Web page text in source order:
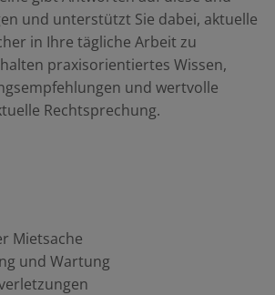
und unterstützt Sie dabei, aktuelle
in Ihre tägliche Arbeit zu
praxisorientiertes Wissen,
und wertvolle
Rechtsprechung.
Mietsache
und Wartung